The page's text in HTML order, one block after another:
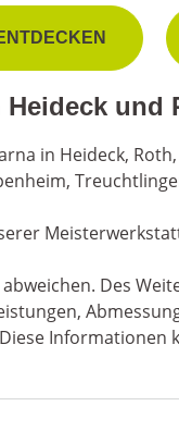
und
in Heideck,
Des